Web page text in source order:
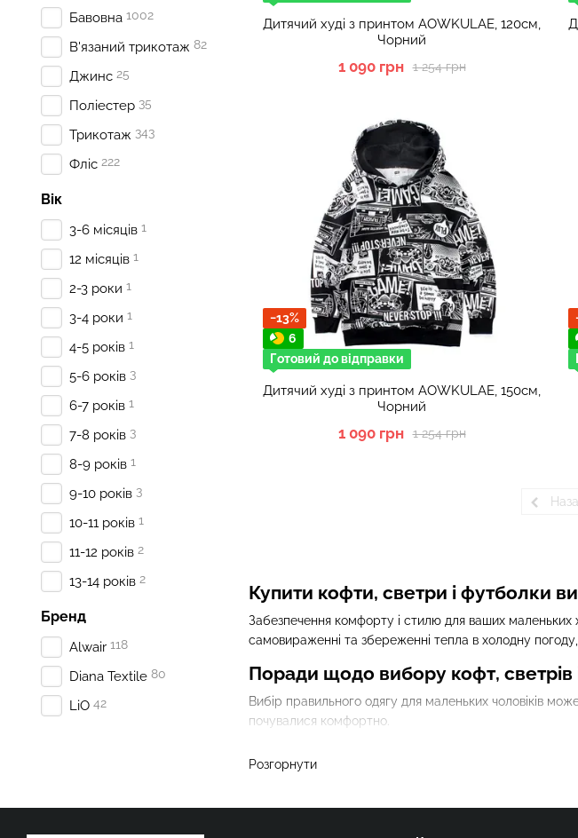
Купити кофти, светри і футболки
Забезпечення комфорту і стилю для ваших маленьких
самовираженні та збереженні тепла в холодну
Поради щодо вибору кофт, светрів
Вибір правильного одягу для маленьких чоловіків
почувалися комфортно.
Розгорнути
Дитячий худі з принтом AOWKULAE, 120см,
Чорний
1 254 грн
1 090 грн
−13%
6
Готовий до відправки
Дитячий худі з принтом AOWKULAE, 150см,
Чорний
1 254 грн
1 090 грн
Бавовна 1002
В'язаний трикотаж 82
Джинс 25
Поліестер 35
Трикотаж 343
Фліс 222
Вік
3-6 місяців 1
12 місяців 1
2-3 роки 1
3-4 роки 1
4-5 років 1
5-6 років 3
6-7 років 1
7-8 років 3
8-9 років 1
9-10 років 3
10-11 років 1
11-12 років 2
13-14 років 2
Бренд
Alwair 118
Diana Textile 80
LiO 42